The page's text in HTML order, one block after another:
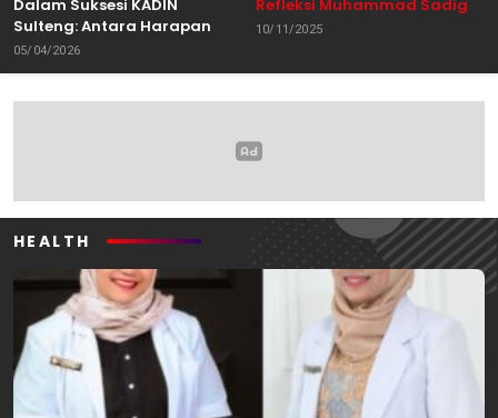
Dalam Suksesi KADIN
Sulteng: Antara Harapan
dan Kebutuhan Perubahan
05/04/2026
Refleksi Muhammad Sadig
Alhabsyie, Akademisi UIN
10/11/2025
HEALTH